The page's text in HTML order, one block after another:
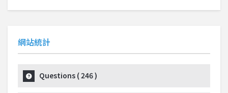
網站統計
Questions (246)